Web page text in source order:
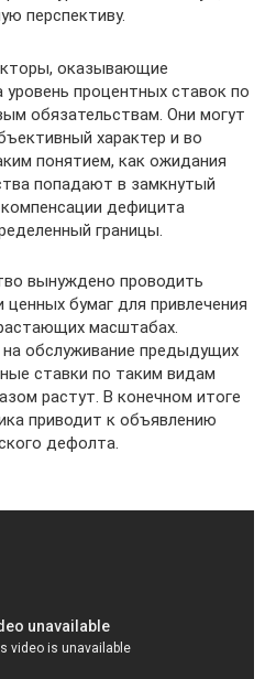
перспективу.
оказывающие
уровень процентных ставок по
обязательствам. Они могут
характер и во
понятием, как ожидания
попадают в замкнутый
дефицита
границы.
вынуждено проводить
бумаг для привлечения
масштабах.
обслуживание предыдущих
ставки по таким видам
растут. В конечном итоге
приводит к объявлению
дефолта.